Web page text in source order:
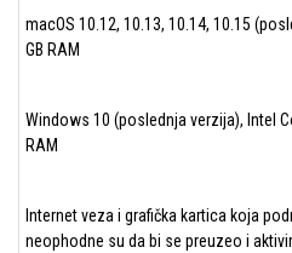
macOS 10.12, 10.13, 10.14, 10.15
GB RAM
Windows 10 (poslednja verzija), Intel
RAM
Internet veza i grafička kartica koja
neophodne su da bi se preuzeo i